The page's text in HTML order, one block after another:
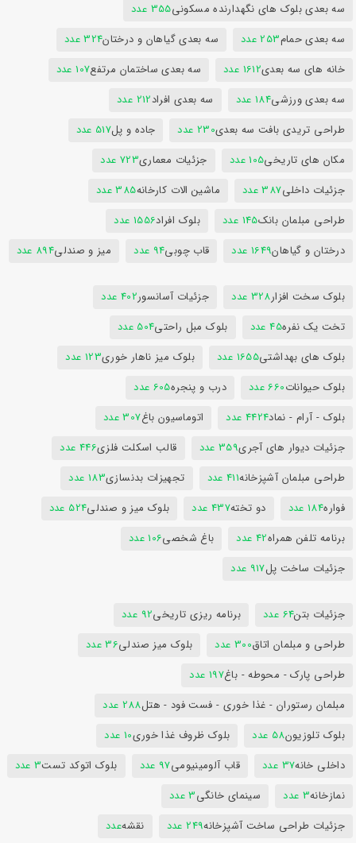
سه بعدی بلوک های نگهدارنده مسکونی355 عدد
سه بعدی حمام253 عدد سه بعدی گیاهان و درختان324 عدد
خانه های سه بعدی1612 عدد سه بعدی ساختمان مرتفع107 عدد
سه بعدی ورزشی184 عدد سه بعدی افراد212 عدد
طراحی تریدی بافت سه بعدی230 عدد جاده و پل517 عدد
مکان های تاریخی105 عدد جزئیات معماری723 عدد
جزئیات داخلی387 عدد ماشین الات کارخانه385 عدد
طراحی مبلمان بانک145 عدد بلوک افراد1556 عدد
درختان و گیاهان1649 عدد قاب چوبی94 عدد میز و صندلی894 عدد
بلوک سخت افزار328 عدد جزئیات آسانسور402 عدد
تخت یک نفره45 عدد بلوک مبل راحتی504 عدد
بلوک های بهداشتی1655 عدد بلوک میز ناهار خوری123 عدد
بلوک حیوانات660 عدد درب و پنجره605 عدد
بلوک - آرام - نماد4424 عدد اتوماسیون باغ307 عدد
جزئیات دیوار های آجری359 عدد قالب اسکلت فلزی446 عدد
طراحی مبلمان آشپزخانه411 عدد تجهیزات بدنسازی183 عدد
فواره184 عدد دو تخته437 عدد بلوک میز و صندلی524 عدد
برنامه تلفن همراه42 عدد باغ شخصی106 عدد
جزئیات ساخت پل917 عدد
جزئیات بتن64 عدد برنامه ریزی تاریخی92 عدد
طراحی و مبلمان اتاق300 عدد بلوک میز صندلی36 عدد
طراحی پارک - محوطه - باغ197 عدد
مبلمان رستوران - غذا خوری - فست فود - هتل288 عدد
بلوک تلوزیون58 عدد بلوک ظروف غذا خوری10 عدد
داخلی خانه37 عدد قاب آلومینیومی97 عدد بلوک اتوکد تست3 عدد
نمازخانه3 عدد سینمای خانگی3 عدد
جزئیات طراحی ساخت آشپزخانه249 عدد نقشهعدد